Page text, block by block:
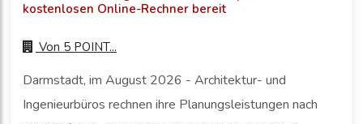
kostenlosen Online-Rechner bereit
Von 5 POINT...
Darmstadt, im August 2026 - Architektur- und
Ingenieurbüros rechnen ihre Planungsleistungen nach